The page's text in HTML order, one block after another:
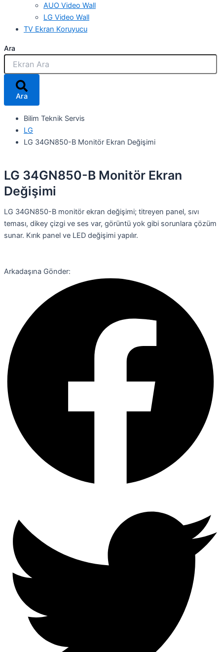
AUO Video Wall
LG Video Wall
TV Ekran Koruyucu
Ara
Ara
Bilim Teknik Servis
LG
LG 34GN850-B Monitör Ekran Değişimi
LG 34GN850-B Monitör Ekran
Değişimi
LG 34GN850-B monitör ekran değişimi; titreyen panel, sıvı
teması, dikey çizgi ve ses var, görüntü yok gibi sorunlara çözüm
sunar. Kırık panel ve LED değişimi yapılır.
Arkadaşına Gönder: